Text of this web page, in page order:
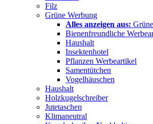
Filz
Grüne Werbung
Alles anzeigen aus:
Bienenfreundliche
Haushalt
Insektenhotel
Pflanzen Werbeartikel
Samentütchen
Vogelhäuschen
Haushalt
Holzkugelschreiber
Jutetaschen
Klimaneutral